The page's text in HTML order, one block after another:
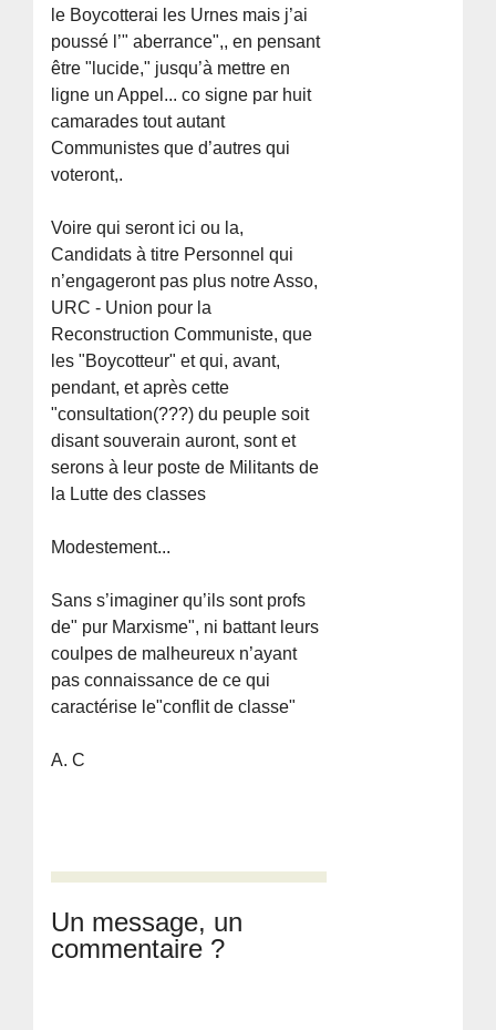
le Boycotterai les Urnes mais j’ai
poussé l’" aberrance",, en pensant
être "lucide," jusqu’à mettre en
ligne un Appel... co signe par huit
camarades tout autant
Communistes que d’autres qui
voteront,.
Voire qui seront ici ou la,
Candidats à titre Personnel qui
n’engageront pas plus notre Asso,
URC - Union pour la
Reconstruction Communiste, que
les "Boycotteur" et qui, avant,
pendant, et après cette
"consultation(???) du peuple soit
disant souverain auront, sont et
serons à leur poste de Militants de
la Lutte des classes
Modestement...
Sans s’imaginer qu’ils sont profs
de" pur Marxisme", ni battant leurs
coulpes de malheureux n’ayant
pas connaissance de ce qui
caractérise le"conflit de classe"
A. C
Un message, un
commentaire ?